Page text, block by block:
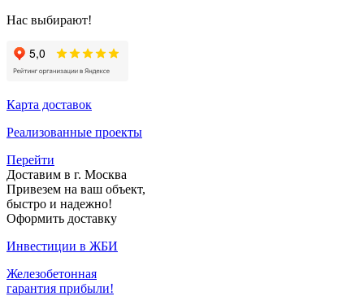
Нас выбирают!
Карта доставок
Реализованные проекты
Перейти
Доставим в г. Москва
Привезем на ваш объект,
быстро и надежно!
Оформить доставку
Инвестиции в ЖБИ
Железобетонная
гарантия прибыли!